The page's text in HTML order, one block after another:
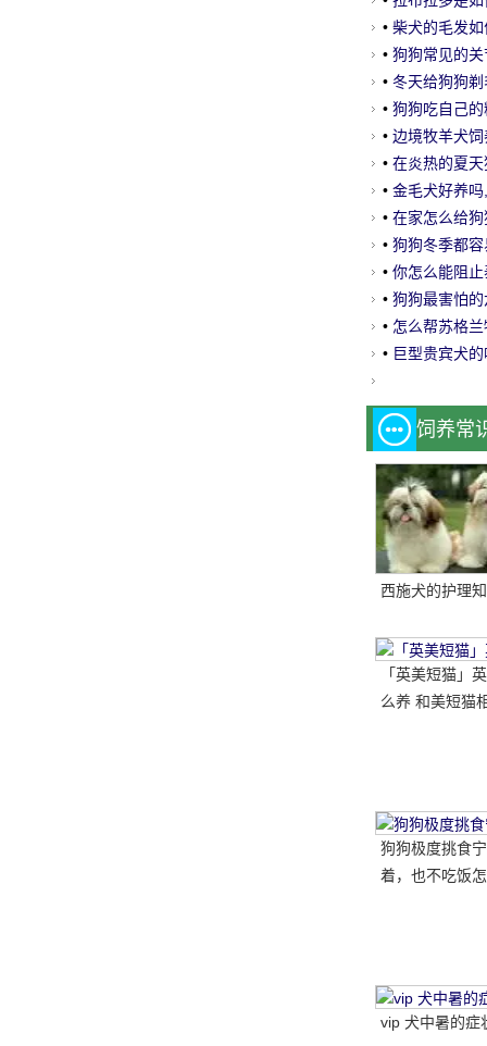
• 柴犬的毛发
• 狗狗常见的
• 冬天给狗狗
• 狗狗吃自己
• 边境牧羊犬
• 在炎热的夏
• 金毛犬好养
• 在家怎么给
• 狗狗冬季都
• 你怎么能阻
• 狗狗最害怕
• 怎么帮苏格
• 巨型贵宾犬
饲养常
西施犬的护理
「英美短猫」
么养 和美短猫
狗狗极度挑食
着，也不吃饭
vip 犬中暑的症